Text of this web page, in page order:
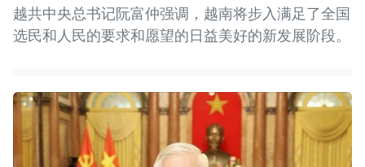
越共中央总书记阮富仲强调，越南将步入满足了全国
选民和人民的要求和愿望的日益美好的新发展阶段。